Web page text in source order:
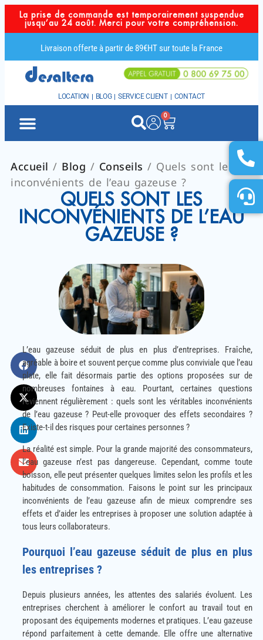
La prise de commande est temporairement suspendue
jusqu’au 24 août. Merci pour votre compréhension.
Livraison offerte à partir de 89€HT sur toute la France
LOCATION BLOG SERVICE CLIENT CONTACT
0
Accueil / Blog / Conseils / Quels sont les
inconvénients de l’eau gazeuse ?
QUELS SONT LES
INCONVÉNIENTS DE L’EAU
GAZEUSE ?
L’eau gazeuse séduit de plus en plus d’entreprises. Fraîche,
agréable à boire et souvent perçue comme plus conviviale que l’eau
plate, elle fait désormais partie des options proposées sur de
nombreuses fontaines à eau. Pourtant, certaines questions
reviennent régulièrement : quels sont les véritables inconvénients
de l’eau gazeuse ? Peut-elle provoquer des effets secondaires ?
Existe-t-il des risques pour certaines personnes ?
La réalité est simple. Pour la grande majorité des consommateurs,
l’eau gazeuse n’est pas dangereuse. Cependant, comme toute
boisson, elle peut présenter quelques limites selon les profils et les
habitudes de consommation. Faisons le point sur les principaux
inconvénients de l’eau gazeuse afin de mieux comprendre ses
effets et d’aider les entreprises à proposer une solution adaptée à
tous leurs collaborateurs.
Pourquoi l’eau gazeuse séduit de plus en plus
les entreprises ?
Depuis plusieurs années, les attentes des salariés évoluent. Les
entreprises cherchent à améliorer le confort au travail tout en
proposant des équipements modernes et pratiques. L’eau gazeuse
répond parfaitement à cette demande. Elle offre une alternative